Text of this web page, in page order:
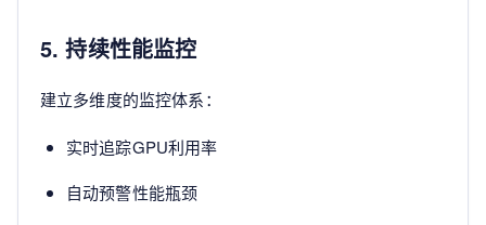
5. 持续性能监控
建立多维度的监控体系：
实时追踪GPU利用率
自动预警性能瓶颈